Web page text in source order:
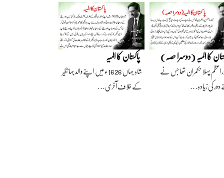
کا المیہ (دوسرا حصہ)
پہلا حکمران تھا جس نے
کی زیادہ…
پاکستان کا المیہ
شاہ جہاں 1626ء میں اپنے والد جہانگیر
کے خلاف آخری…